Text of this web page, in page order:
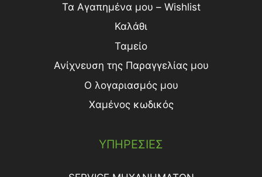
Τα Αγαπημένα μου – Wishlist
Καλάθι
Ταμείο
Ανίχνευση της Παραγγελίας μου
Ο λογαριασμός μου
Χαμένος κωδικός
ΥΠΗΡΕΣΙΕΣ